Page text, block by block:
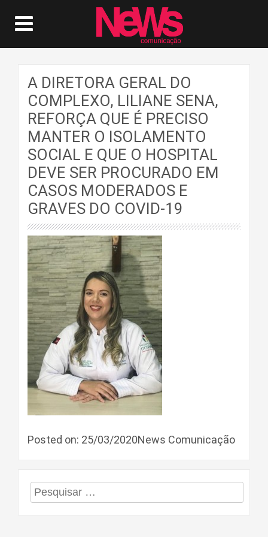
A DIRETORA GERAL DO
COMPLEXO, LILIANE SENA,
REFORÇA QUE É PRECISO
MANTER O ISOLAMENTO
SOCIAL E QUE O HOSPITAL
DEVE SER PROCURADO EM
CASOS MODERADOS E
GRAVES DO COVID-19
Posted on: 25/03/2020News Comunicação
Pesquisar
por: